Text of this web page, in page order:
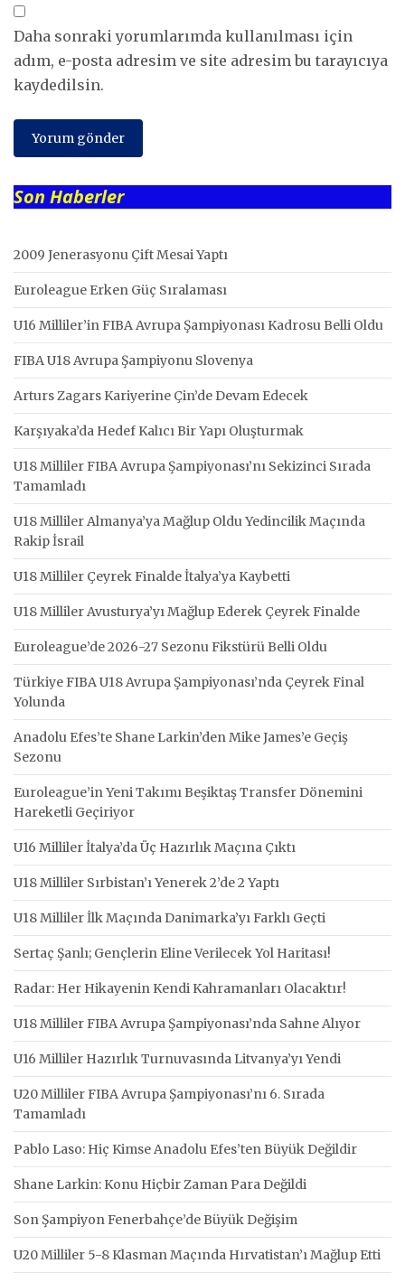
Daha sonraki yorumlarımda kullanılması için
adım, e-posta adresim ve site adresim bu tarayıcıya
kaydedilsin.
Son Haberler
2009 Jenerasyonu Çift Mesai Yaptı
Euroleague Erken Güç Sıralaması
U16 Milliler’in FIBA Avrupa Şampiyonası Kadrosu Belli Oldu
FIBA U18 Avrupa Şampiyonu Slovenya
Arturs Zagars Kariyerine Çin’de Devam Edecek
Karşıyaka’da Hedef Kalıcı Bir Yapı Oluşturmak
U18 Milliler FIBA Avrupa Şampiyonası’nı Sekizinci Sırada
Tamamladı
U18 Milliler Almanya’ya Mağlup Oldu Yedincilik Maçında
Rakip İsrail
U18 Milliler Çeyrek Finalde İtalya’ya Kaybetti
U18 Milliler Avusturya’yı Mağlup Ederek Çeyrek Finalde
Euroleague’de 2026-27 Sezonu Fikstürü Belli Oldu
Türkiye FIBA U18 Avrupa Şampiyonası’nda Çeyrek Final
Yolunda
Anadolu Efes’te Shane Larkin’den Mike James’e Geçiş
Sezonu
Euroleague’in Yeni Takımı Beşiktaş Transfer Dönemini
Hareketli Geçiriyor
U16 Milliler İtalya’da Üç Hazırlık Maçına Çıktı
U18 Milliler Sırbistan’ı Yenerek 2’de 2 Yaptı
U18 Milliler İlk Maçında Danimarka’yı Farklı Geçti
Sertaç Şanlı; Gençlerin Eline Verilecek Yol Haritası!
Radar: Her Hikayenin Kendi Kahramanları Olacaktır!
U18 Milliler FIBA Avrupa Şampiyonası’nda Sahne Alıyor
U16 Milliler Hazırlık Turnuvasında Litvanya’yı Yendi
U20 Milliler FIBA Avrupa Şampiyonası’nı 6. Sırada
Tamamladı
Pablo Laso: Hiç Kimse Anadolu Efes’ten Büyük Değildir
Shane Larkin: Konu Hiçbir Zaman Para Değildi
Son Şampiyon Fenerbahçe’de Büyük Değişim
U20 Milliler 5-8 Klasman Maçında Hırvatistan’ı Mağlup Etti